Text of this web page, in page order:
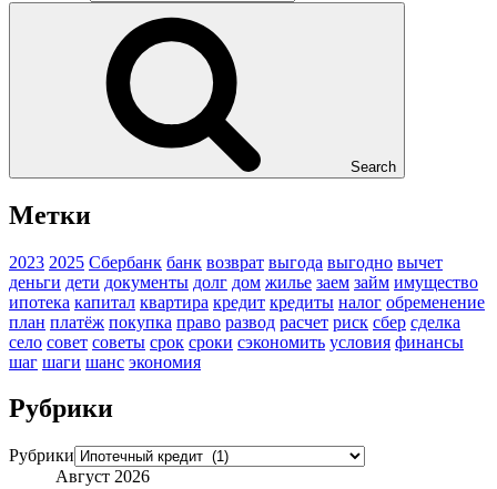
Search
Метки
2023 2025 Сбербанк банк возврат выгода выгодно вычет
деньги дети документы долг дом жилье заем займ имущество
ипотека капитал квартира кредит кредиты налог обременение
план платёж покупка право развод расчет риск сбер сделка
село совет советы срок сроки сэкономить условия финансы
шаг шаги шанс экономия
Рубрики
Рубрики
Август 2026